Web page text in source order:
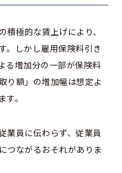
極的な賃上げにより、
。しかし雇用保険料引き
る増加分の一部が保険料
り額」の増加幅は想定よ
。
業員に伝わらず、従業員
つながるおそれがありま